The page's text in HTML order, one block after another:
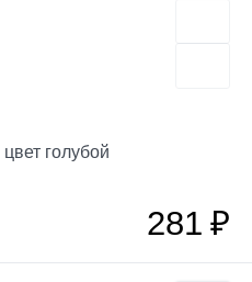
голубой
281₽